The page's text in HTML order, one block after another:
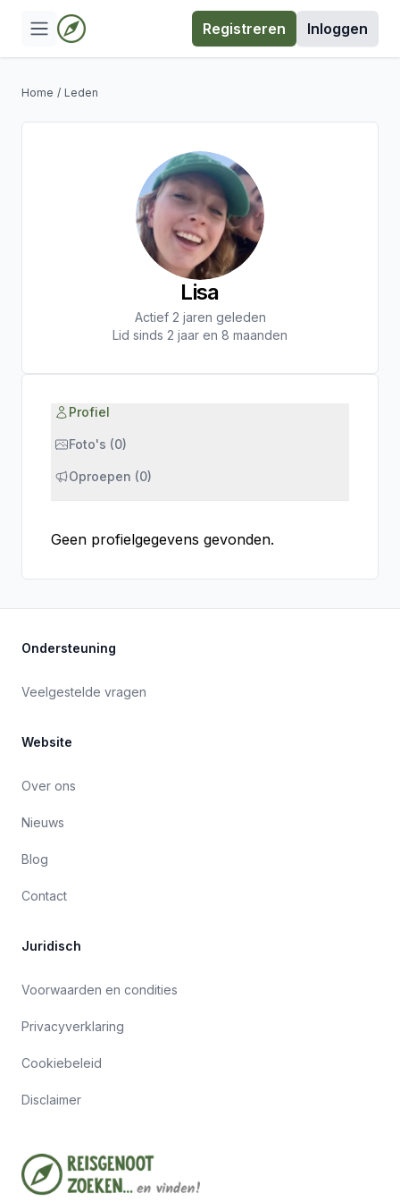
Registreren Inloggen
Home / Leden
Lisa
Actief 2 jaren geleden
Lid sinds 2 jaar en 8 maanden
Profiel
Foto's (0)
Oproepen (0)
Geen profielgegevens gevonden.
Ondersteuning
Veelgestelde vragen
Website
Over ons
Nieuws
Blog
Contact
Juridisch
Voorwaarden en condities
Privacyverklaring
Cookiebeleid
Disclaimer